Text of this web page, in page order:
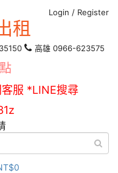
Login / Register
租
高雄 0966-623575
服 *LINE搜尋
0